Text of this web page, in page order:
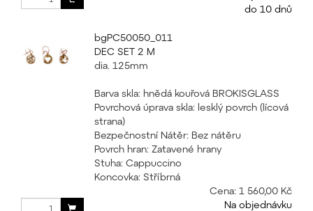
do 10 dnů
bgPC50050_011
DEC SET 2 M
dia. 125mm
Barva skla: hnědá kouřová BROKISGLASS
Povrchová úprava skla: lesklý povrch (lícová
strana)
Bezpečnostní Nátěr: Bez nátěru
Povrch hran: Zatavené hrany
Stuha: Cappuccino
Koncovka: Stříbrná
Cena: 1 560,00 Kč
Na objednávku